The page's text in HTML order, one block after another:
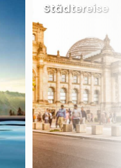
Städtereise